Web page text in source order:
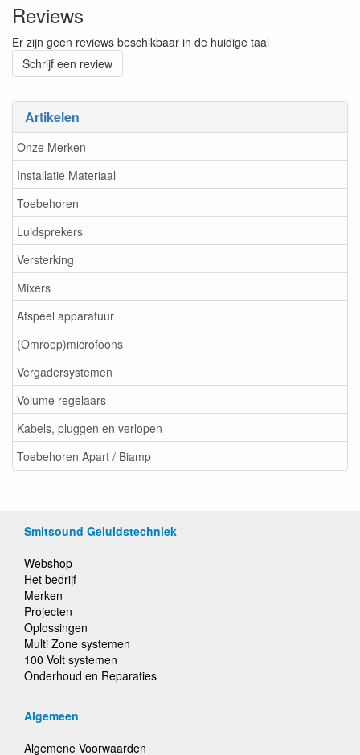
Artikelen
Onze Merken
Installatie Materiaal
Toebehoren
Luidsprekers
Versterking
Mixers
Afspeel apparatuur
(Omroep)microfoons
Vergadersystemen
Volume regelaars
Kabels, pluggen en verlopen
Toebehoren Apart / Biamp
Reviews
Er zijn geen reviews beschikbaar in de huidige taal
Schrijf een review
Smitsound Geluidstechniek
Webshop
Het bedrijf
Merken
Projecten
Oplossingen
Multi Zone systemen
100 Volt systemen
Onderhoud en Reparaties
Algemeen
Algemene Voorwaarden